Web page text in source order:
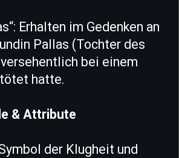
Erhalten im Gedenken an
Pallas (Tochter des
bei einem
hatte.
& Attribute
der Klugheit und